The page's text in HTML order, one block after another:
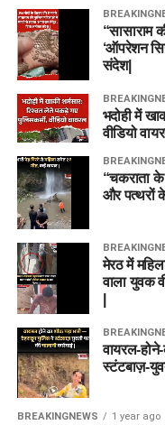
“सासाराम
‘ऑपरेशन
संदेश|
भदोही में
वीडियो
“चकराता
और पत्थरों
मेरठ में
वाला युवक
वायरल-
स्टंटबाज़-
BREAKINGNEWS 1 year ago